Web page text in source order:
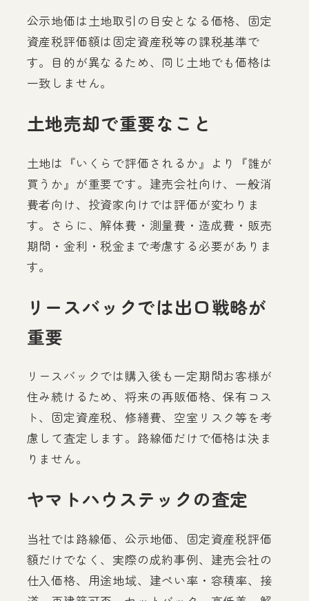
公示地価は土地取引の目安となる価格、固定
資産税評価額は固定資産税等の課税基準で
す。目的が異なるため、同じ土地でも価格は
一致しません。
土地売却で重要なこと
土地は『いくらで評価されるか』より『誰が
買うか』が重要です。建売会社向け、一般消
費者向け、投資家向けでは評価が変わりま
す。さらに、解体費・測量費・造成費・販売
期間・金利・税金まで考慮する必要がありま
す。
リースバックでは出口戦略が
重要
リースバックでは購入後も一定期間お客様が
住み続けるため、将来の再販価格、保有コス
ト、固定資産税、修繕費、空室リスク等を考
慮して査定します。路線価だけで価格は決ま
りません。
ヤマトハウステックの査定
当社では路線価、公示地価、固定資産税評価
額だけでなく、実際の成約事例、建売会社の
仕入価格、用途地域、建ぺい率・容積率、接